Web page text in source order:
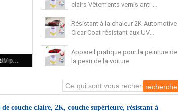
Non toxique pour les voitures, vernis de couche claire, 2K, couche supérieure, résistant à l'humidité
clairs Vêtements vernis anti-
Résistant à la chaleur 2K Automotive
Clear Coat résistant aux UV
Appareil pratique pour la peinture de
la peau de la voiture
couche claire, 2K, couche supérieure, résistant à